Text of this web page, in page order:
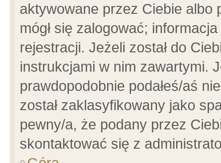
aktywowane przez Ciebie albo
mógł się zalogować;
rejestracji. Jeżeli został do
instrukcjami w nim zawartymi.
prawdopodobnie podałeś/aś
został zaklasyfikowany jako
pewny/a, że podany przez
skontaktować się z